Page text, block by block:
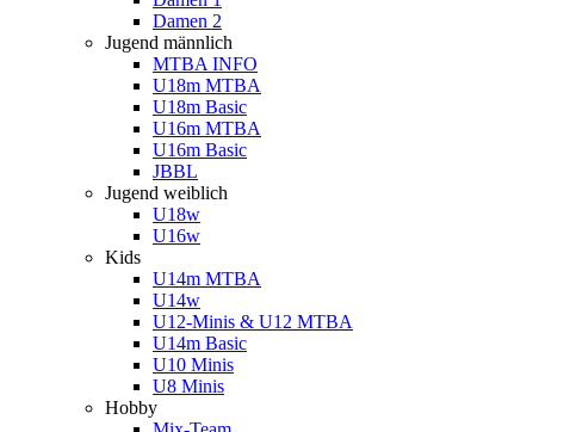
Damen 2
Jugend männlich
MTBA INFO
U18m MTBA
U18m Basic
U16m MTBA
U16m Basic
JBBL
Jugend weiblich
U18w
U16w
Kids
U14m MTBA
U14w
U12-Minis & U12 MTBA
U14m Basic
U10 Minis
U8 Minis
Hobby